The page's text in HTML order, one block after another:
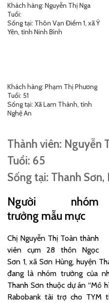
Khách hàng: Nguyễn Thị Nga
Tuổi:
Sống tại: Thôn Vạn Điểm 1, xã Ý
Yên, tỉnh Ninh Bình
Khách hàng: Phạm Thị Phương
Tuổi: 51
Sống tại: Xã Lam Thành, tỉnh
Nghệ An
Thành viên: Nguyễn
Tuổi: 65
Sống tại: Thanh Sơn,
Người nhóm
trưởng mẫu mực
Chị Nguyễn Thị Toàn thành
viên cụm 28 thôn Ngọc
Sơn 1, xã Sơn Hùng, huyện
đang là nhóm trưởng của
Thanh Sơn thuộc dự án “Mô
Rabobank tài trợ cho TYM